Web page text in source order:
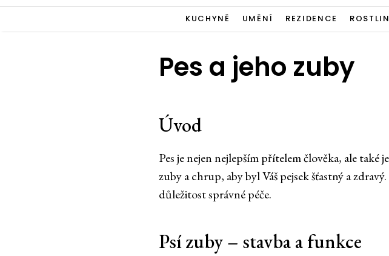
KUCHYNĚ UMĚNÍ REZIDENCE
Pes a jeho zuby
Úvod
Pes je nejen nejlepším přítelem člověka, ale
zuby a chrup, aby byl Váš pejsek šťastný a
důležitost správné péče.
Psí zuby – stavba a funkce